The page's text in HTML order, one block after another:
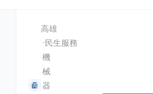
高雄
民生服務
機
械
器